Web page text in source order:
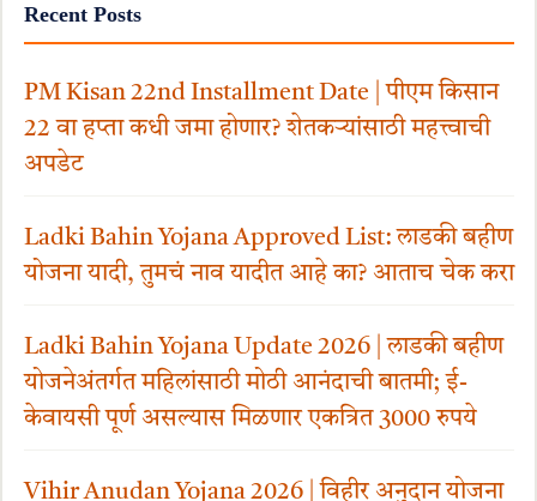
Recent Posts
PM Kisan 22nd Installment Date | पीएम किसान
22 वा हप्ता कधी जमा होणार? शेतकऱ्यांसाठी महत्त्वाची
अपडेट
Ladki Bahin Yojana Approved List: लाडकी बहीण
योजना यादी, तुमचं नाव यादीत आहे का? आताच चेक करा
Ladki Bahin Yojana Update 2026 | लाडकी बहीण
योजनेअंतर्गत महिलांसाठी मोठी आनंदाची बातमी; ई-
केवायसी पूर्ण असल्यास मिळणार एकत्रित 3000 रुपये
Vihir Anudan Yojana 2026 | विहीर अनुदान योजना